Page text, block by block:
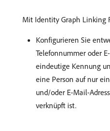
Mit Identity Graph Linking
Konfigurieren Sie
Telefonnummer oder
eindeutige Kennung
eine Person auf nur
und/oder E-Mail-
verknüpft ist.